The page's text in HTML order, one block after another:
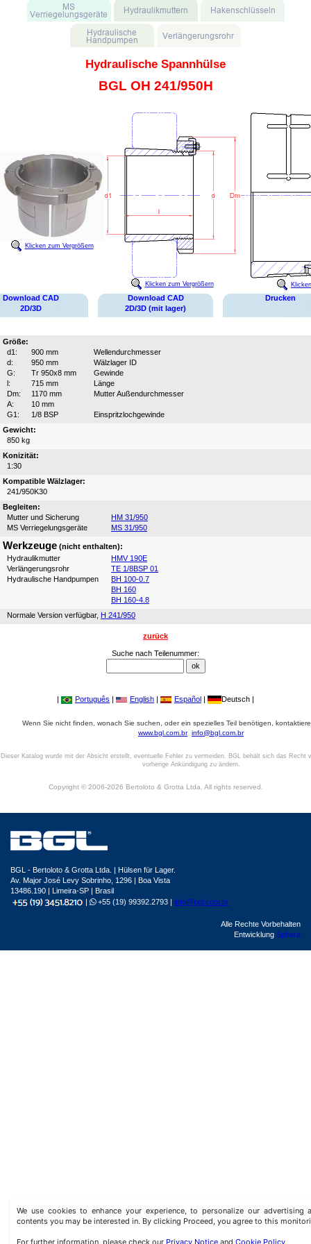
Hydraulische Spannhülse
BGL OH 241/950H
Klicken zum Vergrößern
Klicken zum Vergrößern
Download CAD
2D/3D
Download CAD
2D/3D (mit lager)
Drucken
Größe:
d1:
900 mm
Wellendurchmesser
d:
950 mm
Wälzlager ID
G:
Tr 950x8 mm
Gewinde
l:
715 mm
Länge
Dm:
1170 mm
Mutter Außendurchmesser
A:
10 mm
G1:
1/8 BSP
Einspritzlochgewinde
Gewicht:
850 kg
Konizität:
1:30
Kompatible Wälzlager:
241/950K30
Begleiten:
Mutter und Sicherung
HM 31/950
MS Verriegelungsgeräte
MS 31/950
Werkzeuge (nicht enthalten):
Hydraulikmutter
HMV 190E
Verlängerungsrohr
TE 1/8BSP 01
Hydraulische Handpumpen
BH 100-0.7
BH 160
BH 160-4.8
Normale Version verfügbar, H 241/950
zurück
Suche nach Teilenummer:
| Português | English | Español | Deutsch |
Wenn Sie nicht finden, wonach Sie suchen, oder ein spezielles Teil benötigen,
www.bgl.com.br info@bgl.com.br
Dieser Katalog wurde mit der Absicht erstellt, eventuelle Fehler zu vermeiden. BGL behält sich das Recht
vorherige Ankündigung zu ändern.
Copyright © 2006-2026 Bertoloto & Grotta Ltda. All rights reserved.
We use cookies to enhance your experience, to personalize our advertising
contents you may be interested in. By clicking Proceed, you agree to this
For further information, please check our Privacy Notice andCookie Policy
BGL - Bertoloto & Grotta Ltda. | Hülsen für Lager.
Av. Major José Levy Sobrinho, 1296 | Boa Vista
13486.190 | Limeira-SP | Brasil
|
+55 (19) 99392.2793 | info@bgl.com.br
Alle Rechte Vorbehalten
Entwicklung Sphera